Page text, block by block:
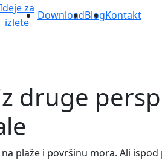
Ideje za
izlete
DownloadBlogKontakt
druge
plaže i površinu mora. Ali